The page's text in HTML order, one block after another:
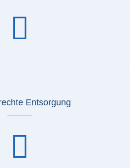
Entsorgung